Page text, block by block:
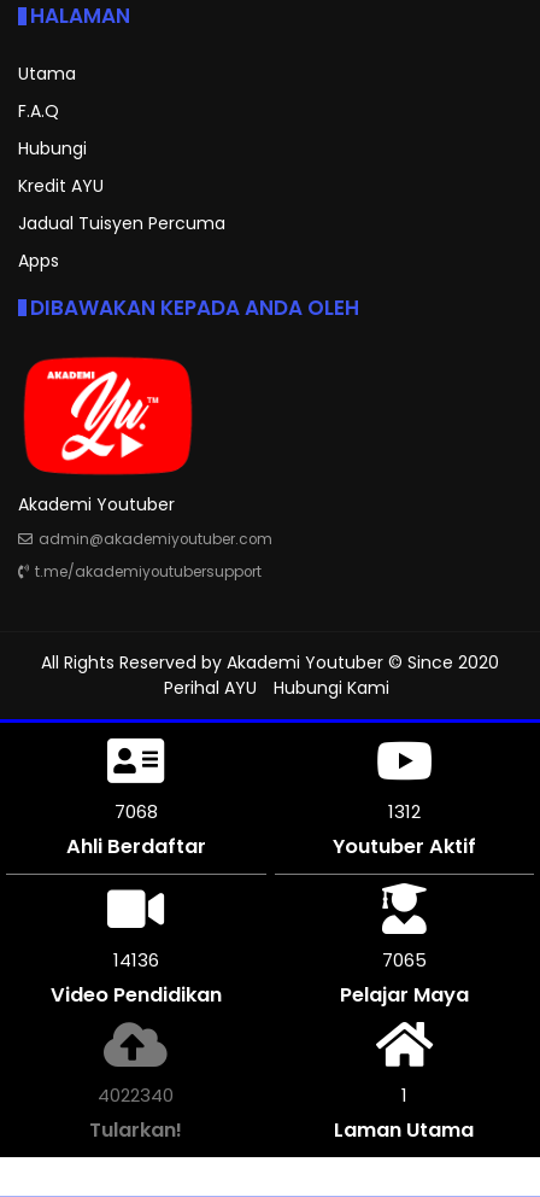
HALAMAN
Utama
F.A.Q
Hubungi
Kredit AYU
Jadual Tuisyen Percuma
Apps
DIBAWAKAN KEPADA ANDA OLEH
Akademi Youtuber
admin@akademiyoutuber.com
t.me/akademiyoutubersupport
All Rights Reserved by Akademi Youtuber © Since 2020
Perihal AYU
Hubungi Kami
7506
Ahli Berdaftar
1312
Youtuber Aktif
15012
Video Pendidikan
7506
Pelajar Maya
4273416
Tularkan!
1
Laman Utama